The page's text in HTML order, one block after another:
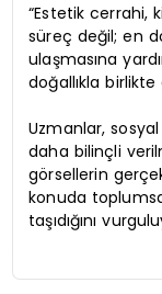
“Estetik cerrahi,
süreç değil; en
ulaşmasına
doğallıkla
Uzmanlar,
daha bilinçli
görsellerin
konuda
taşıdığını